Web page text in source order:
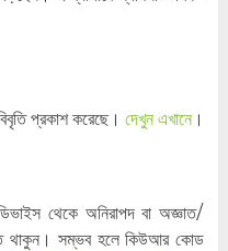
প্রকাশ করেছে। দেখুন এখানে।
থেকে অনিরাপদ বা অজ্ঞাত/
থাকুন। সম্ভব হলে কিউআর কোড